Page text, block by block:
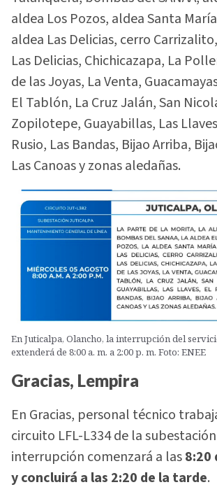
aldea Los Pozos, aldea Santa
aldea Las Delicias, cerro
Las Delicias, Chichicazapa, La
de las Joyas, La Venta,
El Tablón, La Cruz Jalán, San
Zopilotepe, Guayabillas, Las
Rusio, Las Bandas, Bijao Arriba,
Las Canoas y zonas aledañas.
En Juticalpa, Olancho, la interrupción del
extenderá de 8:00 a. m. a 2:00 p. m. Foto: ENEE
Gracias, Lempira
En Gracias, personal técnico
circuito LFL-L334 de la
interrupción comenzará a las8:20
y concluirá a las 2:20 de la tarde.